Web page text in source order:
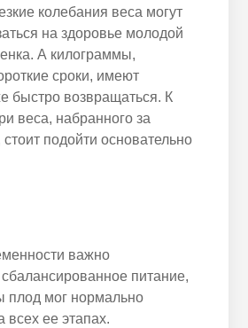
колебания веса могут
на здоровье молодой
А килограммы,
сроки, имеют
быстро возвращаться. К
веса, набранного за
подойти основательно
важно
питание,
плод мог нормально
всех ее этапах.